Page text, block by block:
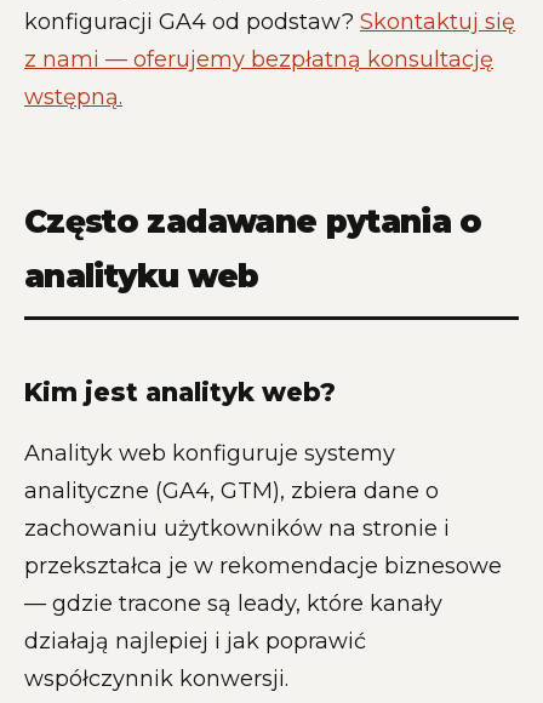
konfiguracji GA4 od podstaw? Skontaktuj się
z nami — oferujemy bezpłatną konsultację
wstępną.
Często zadawane pytania o
analityku web
Kim jest analityk web?
Analityk web konfiguruje systemy
analityczne (GA4, GTM), zbiera dane o
zachowaniu użytkowników na stronie i
przekształca je w rekomendacje biznesowe
— gdzie tracone są leady, które kanały
działają najlepiej i jak poprawić
współczynnik konwersji.